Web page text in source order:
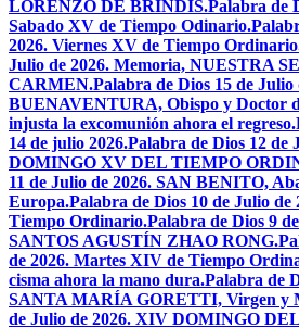
LORENZO DE BRÍNDIS.Palabra de
Sabado XV de Tiempo Odinario.
2026. Viernes XV de Tiempo
Julio de 2026. Memoria, NUESTRA
CARMEN.Palabra de Dios 15 de Julio
BUENAVENTURA, Obispo y Doctor
injusta la excomunión ahora el regreso.
14 de julio 2026.Palabra de Dios 12 de
DOMINGO XV DEL TIEMPO
11 de Julio de 2026. SAN BENITO,
Europa.Palabra de Dios 10 de Julio de
Tiempo Ordinario.Palabra de Dios 9
SANTOS AGUSTÍN ZHAO RONG.
de 2026. Martes XIV de Tiempo
cisma ahora la mano dura.Palabra de
SANTA MARÍA GORETTI, Virgen y
de Julio de 2026. XIV DOMINGO